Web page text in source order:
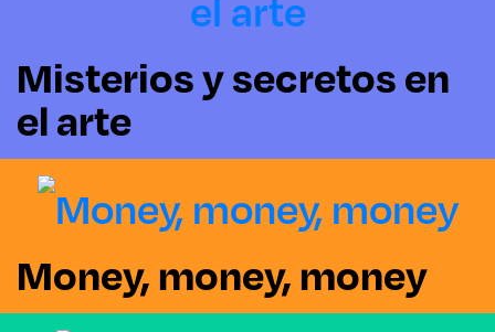
Misterios y secretos en
el arte
Money, money, money